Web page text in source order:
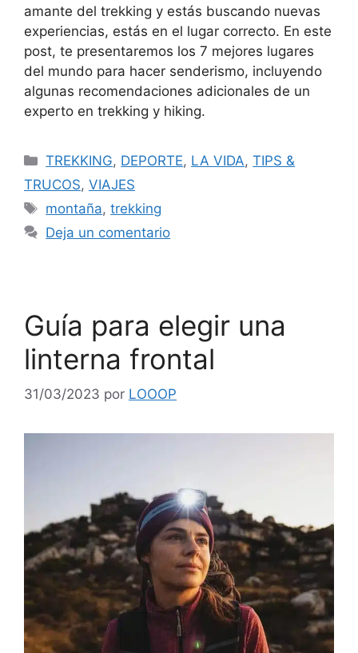
amante del trekking y estás buscando nuevas
experiencias, estás en el lugar correcto. En este
post, te presentaremos los 7 mejores lugares
del mundo para hacer senderismo, incluyendo
algunas recomendaciones adicionales de un
experto en trekking y hiking.
TREKKING, DEPORTE, LA VIDA,TIPS &
TRUCOS, VIAJES
montaña,trekking
Deja un comentario
Guía para elegir una
linterna frontal
31/03/2023 por LOOOP